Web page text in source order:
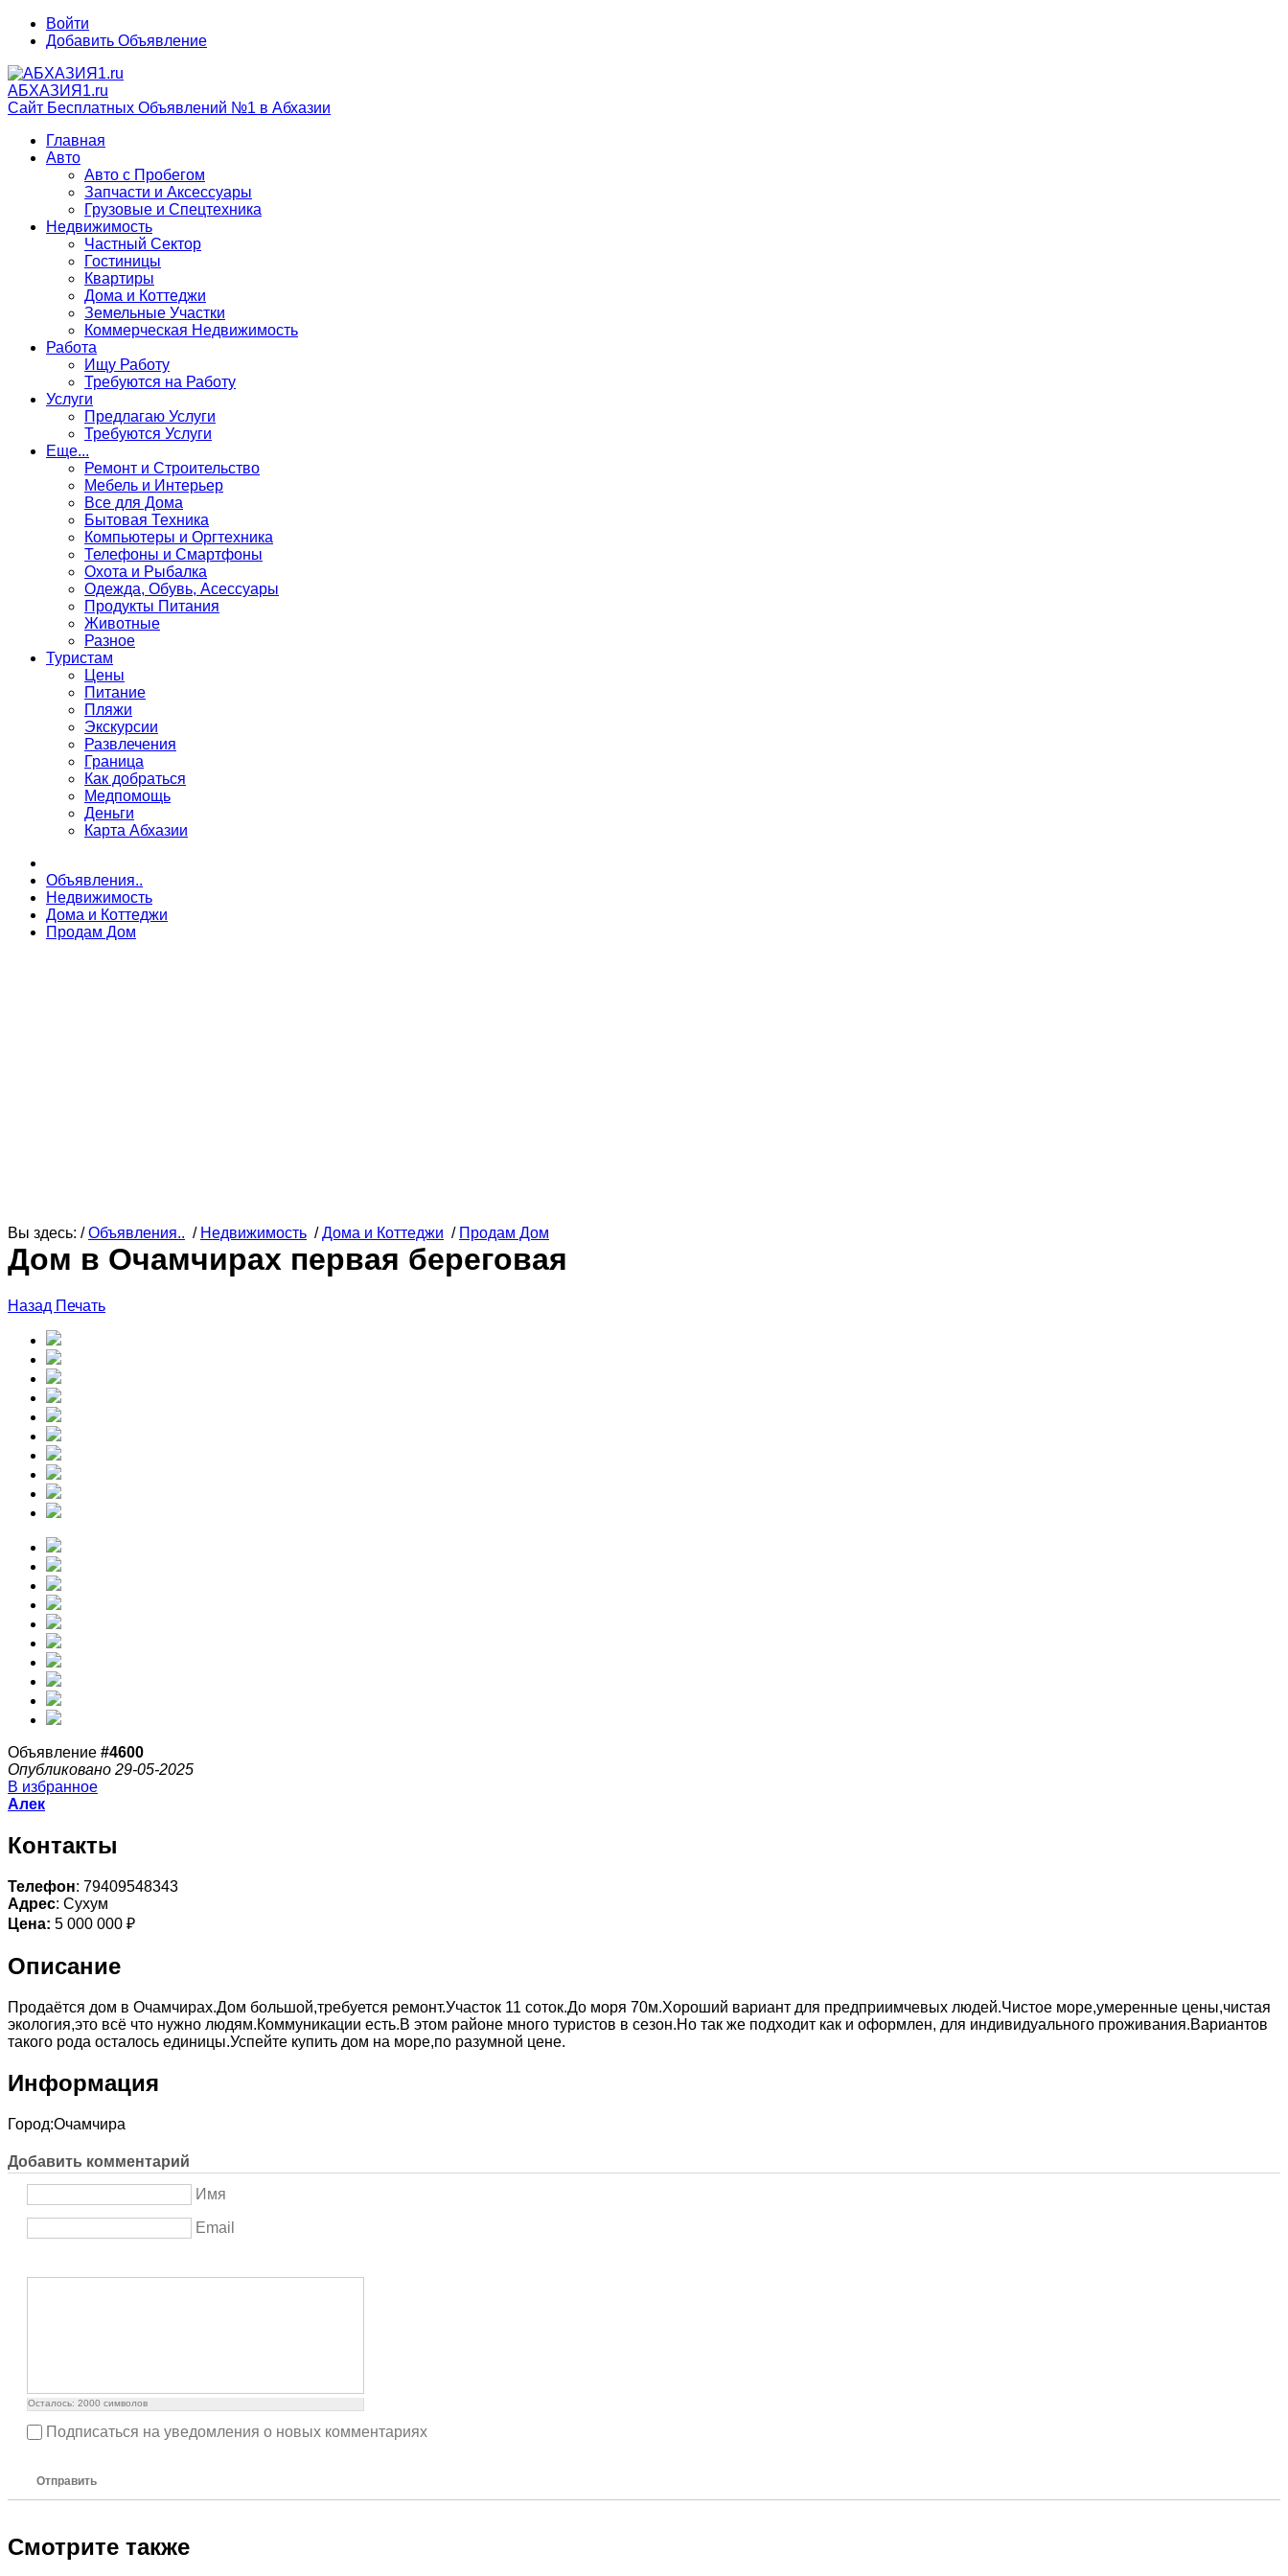
Войти
Добавить Объявление
АБХАЗИЯ1.ru
Сайт Бесплатных Объявлений №1 в Абхазии
Главная
Авто
Авто с Пробегом
Запчасти и Аксессуары
Грузовые и Спецтехника
Недвижимость
Частный Сектор
Гостиницы
Квартиры
Дома и Коттеджи
Земельные Участки
Коммерческая Недвижимость
Работа
Ищу Работу
Требуются на Работу
Услуги
Предлагаю Услуги
Требуются Услуги
Еще...
Ремонт и Строительство
Мебель и Интерьер
Все для Дома
Бытовая Техника
Компьютеры и Оргтехника
Телефоны и Смартфоны
Охота и Рыбалка
Одежда, Обувь, Асессуары
Продукты Питания
Животные
Разное
Туристам
Цены
Питание
Пляжи
Экскурсии
Развлечения
Граница
Как добраться
Медпомощь
Деньги
Карта Абхазии
Объявления..
Недвижимость
Дома и Коттеджи
Продам Дом
Вы здесь: /Объявления.. / Недвижимость /Дома и Коттеджи / Продам Дом
Дом в Очамчирах первая береговая
Назад Печать
Объявление #4600
Опубликовано 29-05-2025
В избранное
Алек
Контакты
Телефон: 79409548343
Адрес: Сухум
Цена: 5 000 000 ₽
Описание
Продаётся дом в Очамчирах.Дом большой,требуется ремонт.Участок 11 соток.До моря 70м.Хороший вариант для предприимчевых людей.Чистое море,умеренные цены,чистая
экология,это всё что нужно людям.Коммуникации есть.В этом районе много туристов в сезон.Но так же подходит как и оформлен, для индивидуального проживания.Вариантов
такого рода осталось единицы.Успейте купить дом на море,по разумной цене.
Информация
Город:Очамчира
Добавить комментарий
Имя
Email
Осталось: 2000 символов
Подписаться на уведомления о новых комментариях
Отправить
Смотрите также